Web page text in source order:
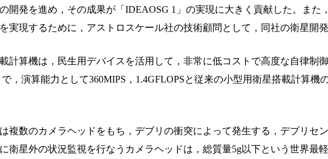
開発を進め，その成果が「IDEAOSG 1」の実現に大きく貢献した。また
実現するために，アストロスケール社の技術顧問として，同社の衛星開発
計算機は，民生用デバイスを活用して，非常に低コストで高度な自律制
，演算能力として360MIPS，1.4GFLOPSと従来の小型用衛星搭載計算機
複数のカメラヘッドをもち，デブリの衝突によって発生する，デブリセ
衛星外の状況監視を行なうカメラヘッドは，総質量5g以下という世界最軽